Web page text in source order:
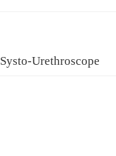
Systo-Urethroscope